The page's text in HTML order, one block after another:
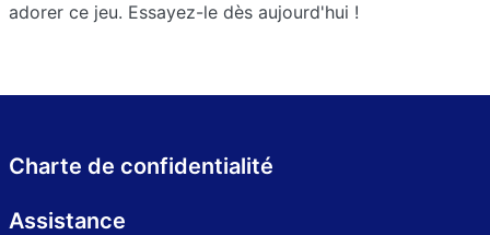
adorer ce jeu. Essayez-le dès aujourd'hui !
Charte de confidentialité
Assistance